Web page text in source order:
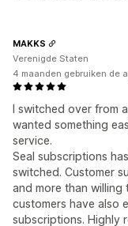
I switched over from
wanted something
service.
Seal subscriptions
switched. Customer
and more than willing
customers have also
subscriptions. Highly
MAKKS
Verenigde Staten
4 maanden gebruiken de